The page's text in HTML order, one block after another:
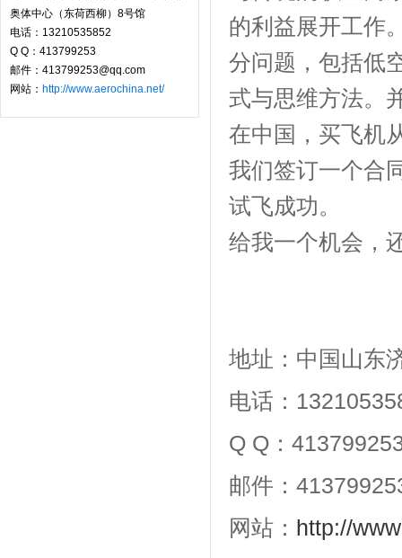
奥体中心（东荷西柳）8号馆
电话：13210535852
Q Q：413799253
邮件：413799253@qq.com
网站： http://www.aerochina.net/
的利益展开工作
分问题，包括低
式与思维方法。
在中国，买飞机
我们签订一个合
试飞成功。
给我一个机会，
地址：中国山东
电话：
Q Q：
邮件：
网站： http://